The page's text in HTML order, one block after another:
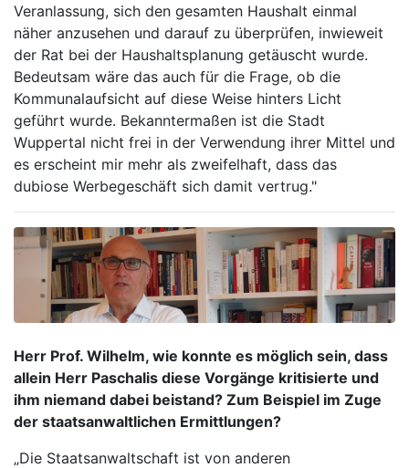
Veranlassung, sich den gesamten Haushalt einmal
näher anzusehen und darauf zu überprüfen, inwieweit
der Rat bei der Haushaltsplanung getäuscht wurde.
Bedeutsam wäre das auch für die Frage, ob die
Kommunalaufsicht auf diese Weise hinters Licht
geführt wurde. Bekanntermaßen ist die Stadt
Wuppertal nicht frei in der Verwendung ihrer Mittel und
es erscheint mir mehr als zweifelhaft, dass das
dubiose Werbegeschäft sich damit vertrug."
Herr Prof. Wilhelm, wie konnte es möglich sein, dass
allein Herr Paschalis diese Vorgänge kritisierte und
ihm niemand dabei beistand? Zum Beispiel im Zuge
der staatsanwaltlichen Ermittlungen?
„Die Staatsanwaltschaft ist von anderen